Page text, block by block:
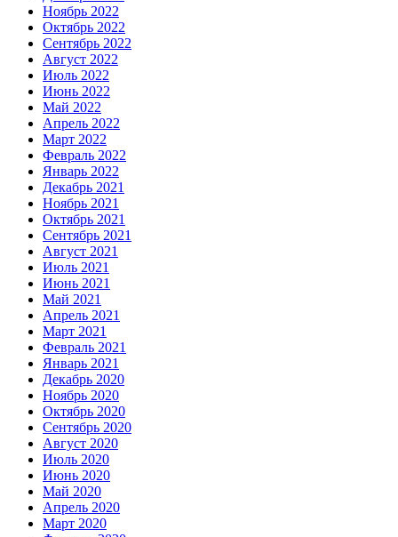
Ноябрь 2022
Октябрь 2022
Сентябрь 2022
Август 2022
Июль 2022
Июнь 2022
Май 2022
Апрель 2022
Март 2022
Февраль 2022
Январь 2022
Декабрь 2021
Ноябрь 2021
Октябрь 2021
Сентябрь 2021
Август 2021
Июль 2021
Июнь 2021
Май 2021
Апрель 2021
Март 2021
Февраль 2021
Январь 2021
Декабрь 2020
Ноябрь 2020
Октябрь 2020
Сентябрь 2020
Август 2020
Июль 2020
Июнь 2020
Май 2020
Апрель 2020
Март 2020